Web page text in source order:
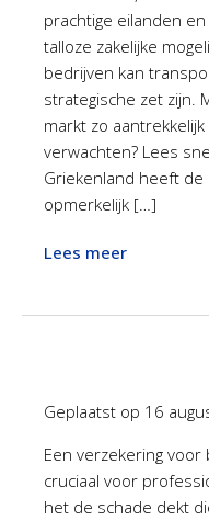
prachtige eilanden
talloze zakelijke
bedrijven kan
strategische zet zijn.
markt zo
verwachten? Lees
Griekenland heeft
opmerkelijk […]
Lees meer
Geplaatst op 16
Een verzekering
cruciaal voor
het de schade dekt